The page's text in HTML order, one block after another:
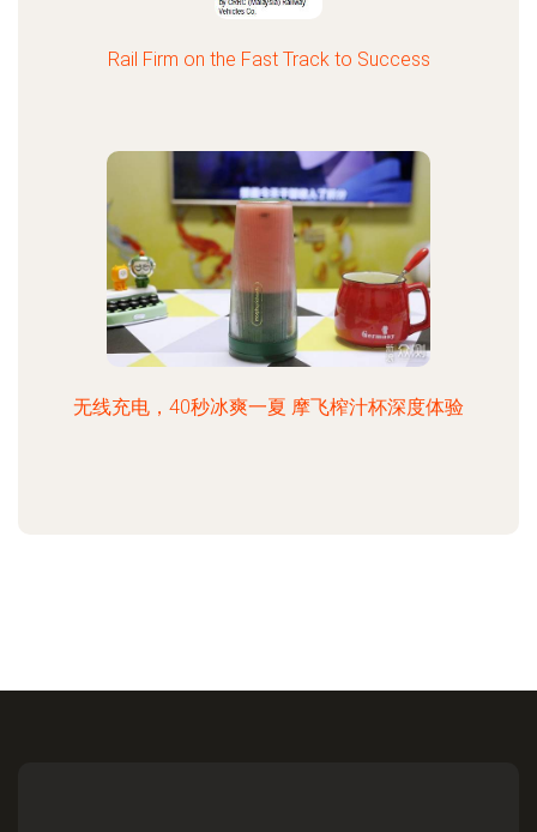
Rail Firm on the Fast Track to Success
无线充电，40秒冰爽一夏 摩飞榨汁杯深度体验